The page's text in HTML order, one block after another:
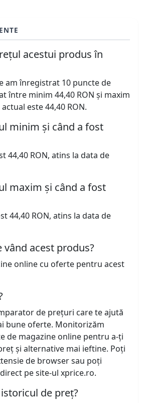
acestui produs în
am înregistrat 10 puncte de
între minim 44,40 RON și maxim
este 44,40 RON.
minim și când a fost
44,40 RON, atins la data de
maxim și când a fost
44,40 RON, atins la data de
vând acest produs?
online cu oferte pentru acest
de prețuri care te ajută
bune oferte. Monitorizăm
de magazine online pentru a-ți
și alternative mai ieftine. Poți
de browser sau poți
pe site-ul xprice.ro.
de preț?